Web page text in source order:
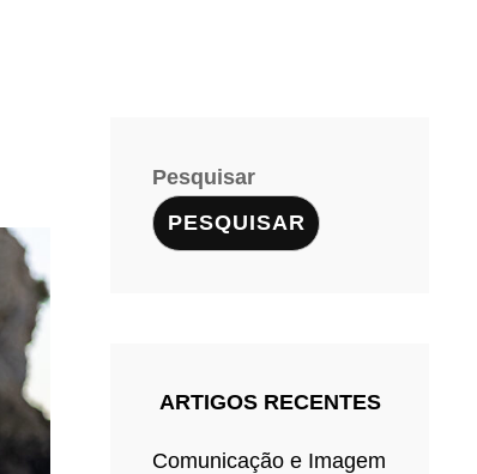
Pesquisar
PESQUISAR
ARTIGOS RECENTES
Comunicação e Imagem